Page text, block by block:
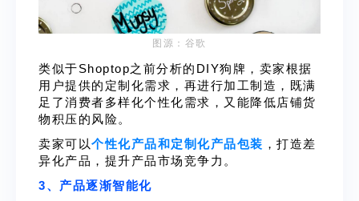
图源：谷歌
类似于Shoptop之前分析的DIY狗牌，卖家根据
用户提供的定制化需求，再进行加工制造，既满
足了消费者多样化个性化需求，又能降低店铺货
物积压的风险。
卖家可以个性化产品和定制化产品包装 ，打造差
异化产品，提升产品市场竞争力。
3、产品逐渐智能化